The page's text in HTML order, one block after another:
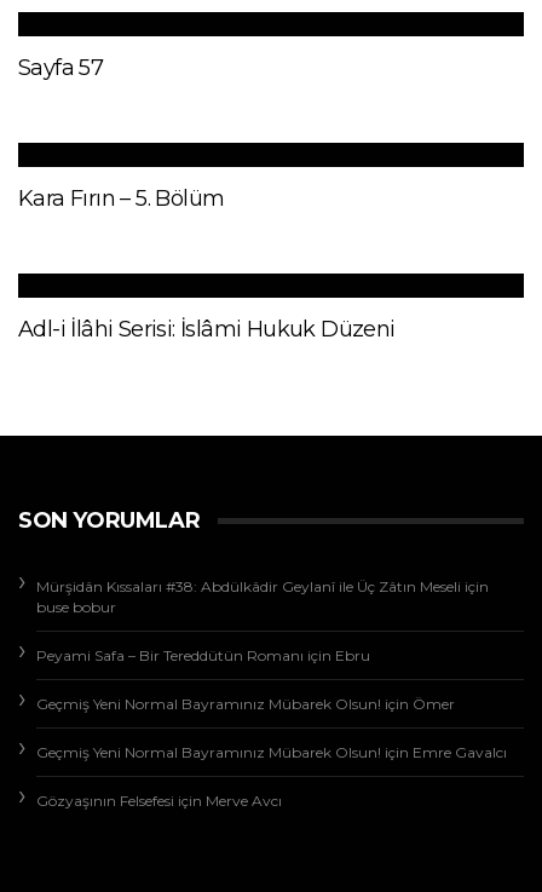
Sayfa 57
Kara Fırın – 5. Bölüm
Adl-i İlâhi Serisi: İslâmi Hukuk Düzeni
SON YORUMLAR
Mürşidân Kıssaları #38: Abdülkâdir Geylanî ile Üç Zâtın Meseli için
buse bobur
Peyami Safa – Bir Tereddütün Romanı için Ebru
Geçmiş Yeni Normal Bayramınız Mübarek Olsun! için Ömer
Geçmiş Yeni Normal Bayramınız Mübarek Olsun! için Emre Gavalcı
Gözyaşının Felsefesi için Merve Avcı